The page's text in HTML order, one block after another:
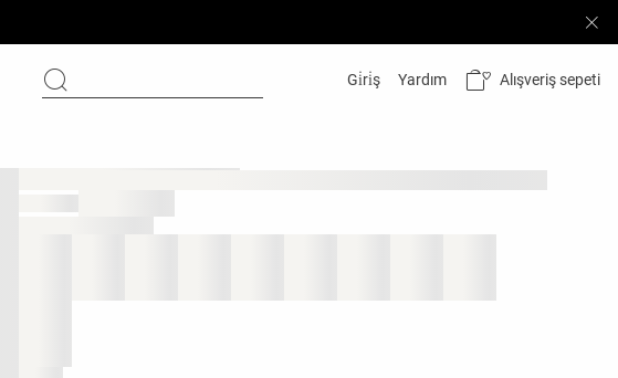
Gi̇ri̇ş Yardım Alışveriş sepeti